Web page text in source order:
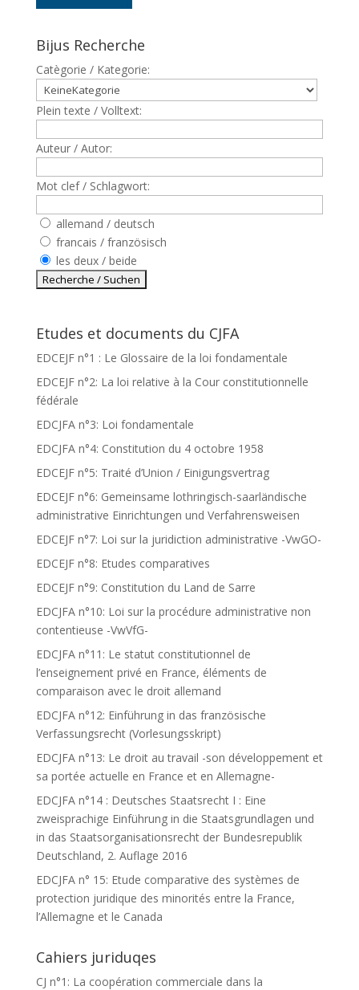
Bijus Recherche
Catègorie / Kategorie:
Plein texte / Volltext:
Auteur / Autor:
Mot clef / Schlagwort:
allemand / deutsch
francais / französisch
les deux / beide
Etudes et documents du CJFA
EDCEJF n°1 : Le Glossaire de la loi fondamentale
EDCEJF n°2: La loi relative à la Cour constitutionnelle
fédérale
EDCJFA n°3: Loi fondamentale
EDCJFA n°4: Constitution du 4 octobre 1958
EDCEJF n°5: Traité d’Union / Einigungsvertrag
EDCEJF n°6: Gemeinsame lothringisch-saarländische
administrative Einrichtungen und Verfahrensweisen
EDCEJF n°7: Loi sur la juridiction administrative -VwGO-
EDCEJF n°8: Etudes comparatives
EDCEJF n°9: Constitution du Land de Sarre
EDCJFA n°10: Loi sur la procédure administrative non
contentieuse -VwVfG-
EDCJFA n°11: Le statut constitutionnel de
l’enseignement privé en France, éléments de
comparaison avec le droit allemand
EDCJFA n°12: Einführung in das französische
Verfassungsrecht (Vorlesungsskript)
EDCJFA n°13: Le droit au travail -son développement et
sa portée actuelle en France et en Allemagne-
EDCJFA n°14 : Deutsches Staatsrecht I : Eine
zweisprachige Einführung in die Staatsgrundlagen und
in das Staatsorganisationsrecht der Bundesrepublik
Deutschland, 2. Auflage 2016
EDCJFA n° 15: Etude comparative des systèmes de
protection juridique des minorités entre la France,
l’Allemagne et le Canada
Cahiers juriduqes
CJ n°1: La coopération commerciale dans la